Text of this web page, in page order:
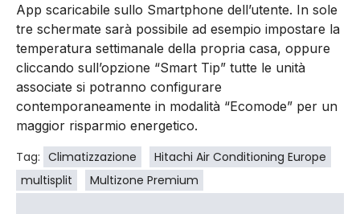
App scaricabile sullo Smartphone dell’utente. In sole
tre schermate sarà possibile ad esempio impostare la
temperatura settimanale della propria casa, oppure
cliccando sull’opzione “Smart Tip” tutte le unità
associate si potranno configurare
contemporaneamente in modalità “Ecomode” per un
maggior risparmio energetico.
Tag: Climatizzazione
Hitachi Air Conditioning Europe
multisplit
Multizone Premium